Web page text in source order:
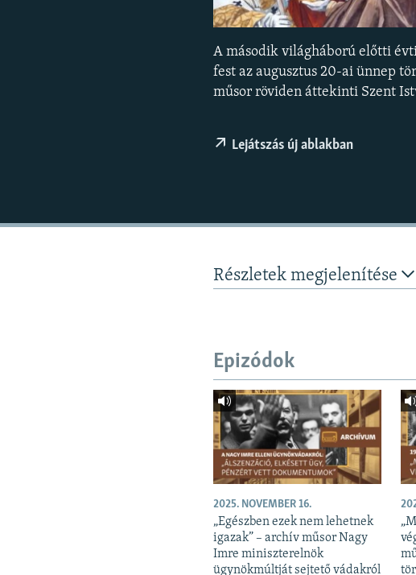
A második világháború előtti
fest az augusztus 20-ai ünnep
műsor röviden áttekinti Szent
Lejátszás új ablakban
Részletek megjelenítése
Epizódok
2025. NOVEMBER 16.
„Egészben ezek nem lehetnek
igazak” – archív műsor Nagy
Imre miniszterelnök
ügynökmúltját sejtető vádakról